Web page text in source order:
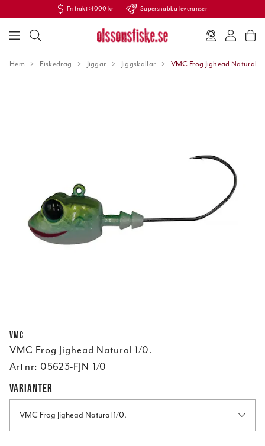
Fri frakt >1000 kr Supersnabba leveranser
Hem Fiskedrag Jiggar Jiggskallar VMC Frog Jighead Natural
VMC
VMC Frog Jighead Natural 1/0.
Art nr: 05623-FJN_1/0
VARIANTER
VMC Frog Jighead Natural 1/0.